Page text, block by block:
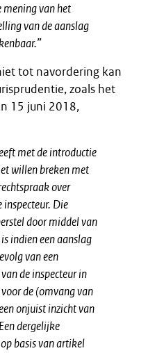
mening van het
van de aanslag
tot navordering kan
zoals het
15 juni 2018,
met de introductie
willen breken met
over
Die
door middel van
indien een aanslag
van een
de inspecteur in
de (omvang van
onjuist inzicht van
dergelijke
basis van artikel